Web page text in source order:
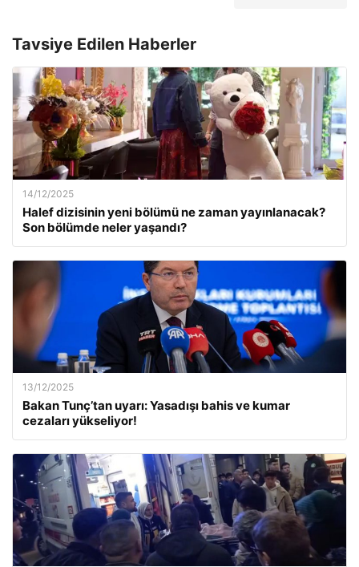
Tavsiye Edilen Haberler
14/12/2025
Halef dizisinin yeni bölümü ne zaman yayınlanacak?
Son bölümde neler yaşandı?
13/12/2025
Bakan Tunç’tan uyarı: Yasadışı bahis ve kumar
cezaları yükseliyor!